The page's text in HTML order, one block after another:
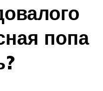
попа